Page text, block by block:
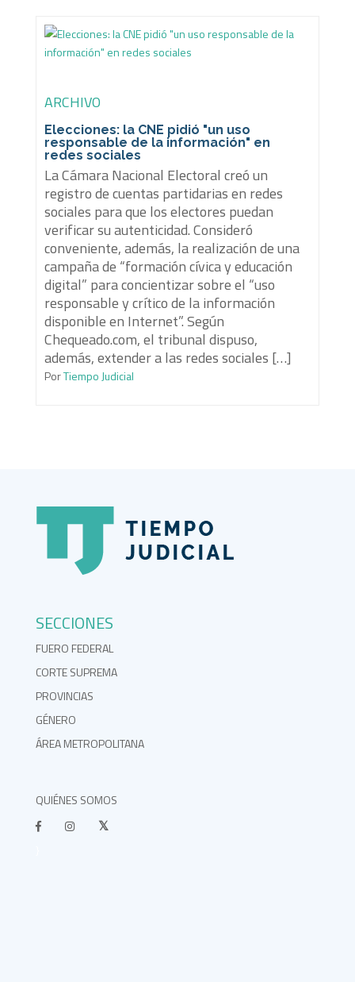
ARCHIVO
Elecciones: la CNE pidió "un uso
responsable de la información" en
redes sociales
La Cámara Nacional Electoral creó un
registro de cuentas partidarias en redes
sociales para que los electores puedan
verificar su autenticidad. Consideró
conveniente, además, la realización de una
campaña de “formación cívica y educación
digital” para concientizar sobre el “uso
responsable y crítico de la información
disponible en Internet”. Según
Chequeado.com, el tribunal dispuso,
además, extender a las redes sociales […]
PorTiempo Judicial
SECCIONES
FUERO FEDERAL
CORTE SUPREMA
PROVINCIAS
GÉNERO
ÁREA METROPOLITANA
QUIÉNES SOMOS